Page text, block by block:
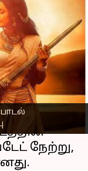
01:55 pm
நேற்று,